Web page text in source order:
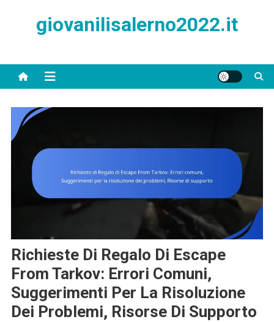
giovanilisalerno2022.it
Richieste Di Regalo Di Escape
From Tarkov: Errori Comuni,
Suggerimenti Per La Risoluzione
Dei Problemi, Risorse Di Supporto